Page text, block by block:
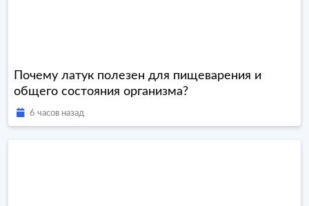
Почему латук полезен для пищеварения и
общего состояния организма?
6 часов назад